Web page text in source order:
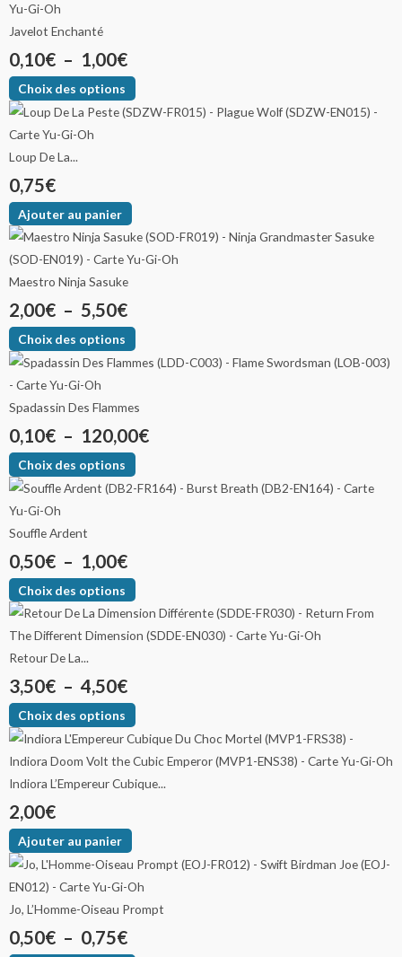
Javelot Enchanté
0,10€ – 1,00€
Choix des options
Loup De La...
0,75€
Ajouter au panier
Maestro Ninja Sasuke
2,00€ – 5,50€
Choix des options
Spadassin Des Flammes
0,10€ – 120,00€
Choix des options
Souffle Ardent
0,50€ – 1,00€
Choix des options
Retour De La...
3,50€ – 4,50€
Choix des options
Indiora L’Empereur Cubique...
2,00€
Ajouter au panier
Jo, L’Homme-Oiseau Prompt
0,50€ – 0,75€